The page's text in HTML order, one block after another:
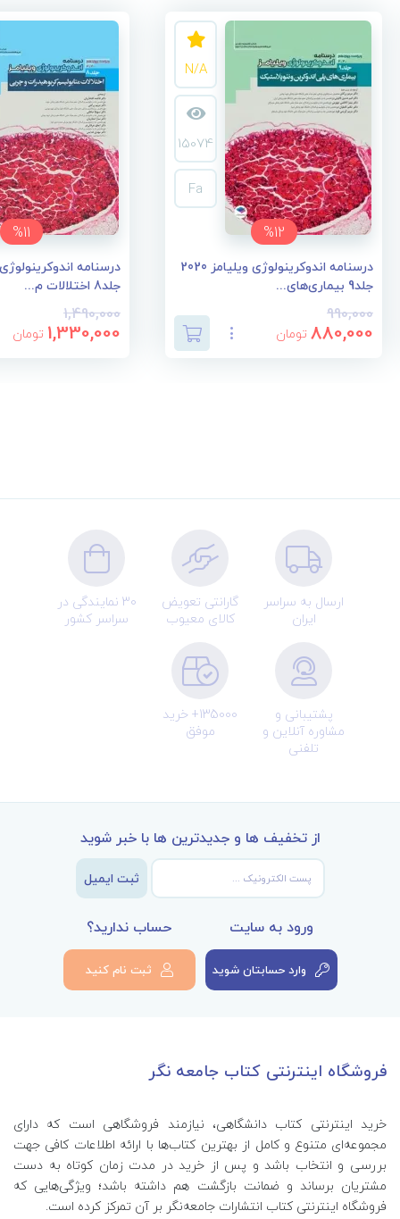
%12
N/A
15074
Fa
درسنامه اندوکرینولوژی ویلیامز 2020
جلد9 بیماری‌های...
990,000
880,000 تومان
%11
جلد8 اختلالات م...
1,490,000
1,330,000 تومان
ارسال به سراسر
ایران
گارانتی تعویض
کالای معیوب
30 نمایندگی در
سراسر کشور
پشتیبانی و
مشاوره آنلاین و
تلفنی
135000+ خرید
موفق
از تخفیف ها و جدیدترین ها با خبر شوید
ثبت ایمیل
ورود به سایت
وارد حسابتان شوید
حساب ندارید؟
ثبت نام کنید
فروشگاه اینترنتی کتاب جامعه نگر
خرید اینترنتی کتاب‌ دانشگاهی، نیازمند فروشگاهی است که دارای
مجموعه‌ای متنوع و کامل از بهترین کتاب‌ها با ارائه اطلاعات کافی جهت
بررسی و انتخاب باشد و پس از خرید در مدت زمان کوتاه به دست
مشتریان برساند و ضمانت بازگشت هم داشته باشد؛ ویژگی‌هایی که
فروشگاه اینترنتی کتاب انتشارات جامعه‌نگر بر آن تمرکز کرده است.